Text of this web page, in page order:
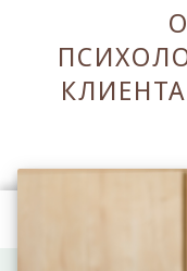
Оставаясь на